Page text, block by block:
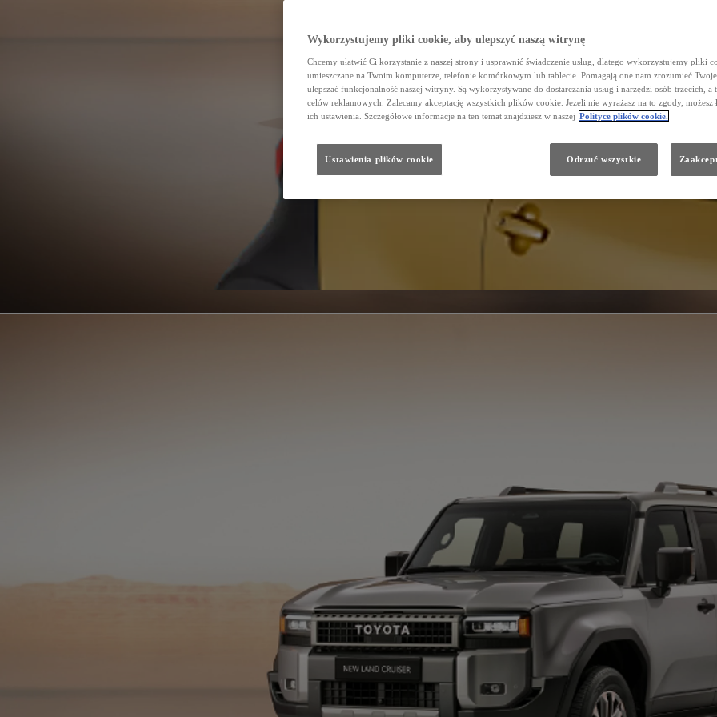
Wykorzystujemy pliki cookie, aby ulepszyć naszą witrynę
Chcemy ułatwić Ci korzystanie z naszej strony i usprawnić świadczenie usług, dlatego wykorzystujemy pliki
umieszczane na Twoim komputerze, telefonie komórkowym lub tablecie. Pomagają one nam zrozumieć
ulepszać funkcjonalność naszej witryny. Są wykorzystywane do dostarczania usług i narzędzi osób trzecich, a
celów reklamowych. Zalecamy akceptację wszystkich plików cookie. Jeżeli nie wyrażasz na to zgody, możesz
ich ustawienia. Szczegółowe informacje na ten temat znajdziesz w naszej Polityce plików cookie.
Ustawienia plików cookie Odrzuć wszystkie